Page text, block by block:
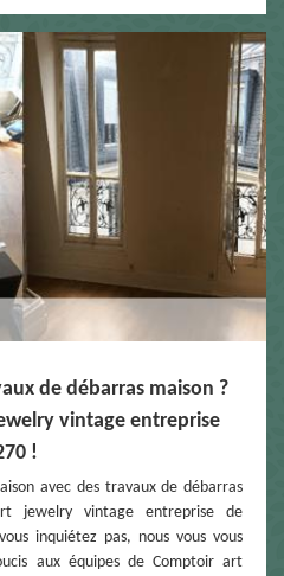
de débarras maison ?
vintage entreprise
!
avec des travaux de débarras
jewelry vintage entreprise de
inquiétez pas, nous vous vous
aux équipes de Comptoir art